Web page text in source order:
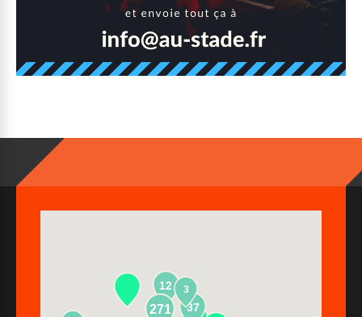
12
271 37
3